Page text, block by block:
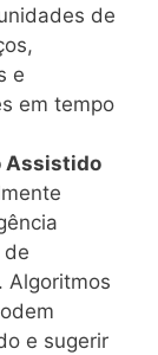
de
e
em tempo
Assistido
de
Algoritmos
e sugerir